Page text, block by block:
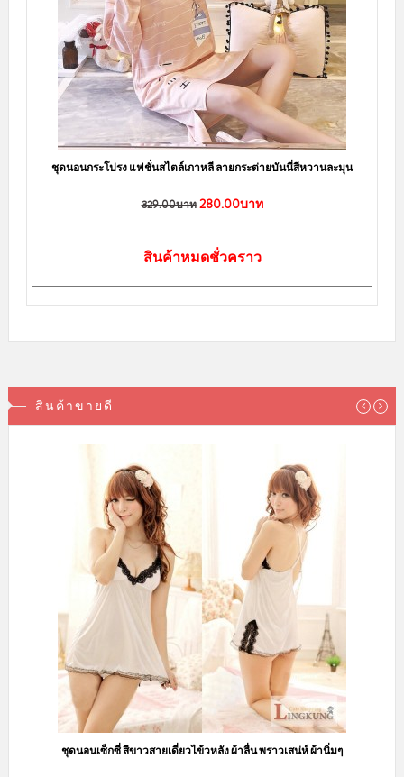
ชุดนอนกระโปรง แฟชั่นสไตล์เกาหลี ลายกระต่ายบันนี่สีหวานละมุน
329.00บาท 280.00บาท
สินค้าหมดชั่วคราว
สินค้าขายดี
ชุดนอนเซ็กซี่ สีขาวสายเดี่ยวไข้วหลัง ผ้าลื่น พราวเสน่ห์ ผ้านิ่มๆ